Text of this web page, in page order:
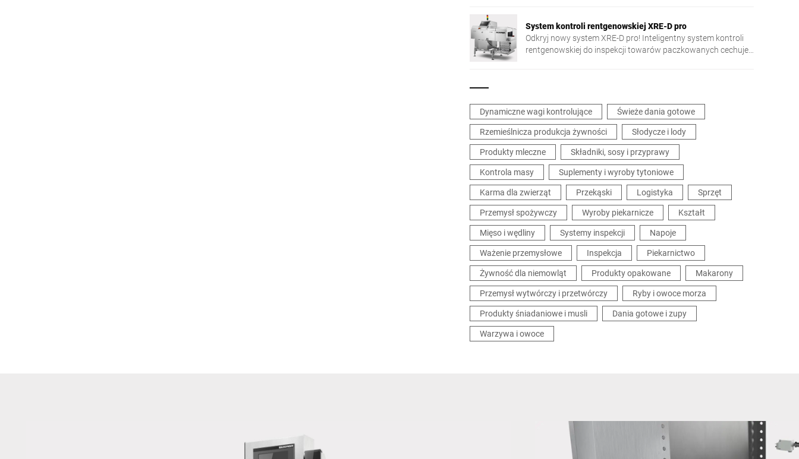
System kontroli rentgenowskiej XRE-D pro
Odkryj nowy system XRE-D pro! Inteligentny system kontroli
rentgenowskiej do inspekcji towarów paczkowanych cechuje
Dynamiczne wagi kontrolujące
Świeże dania gotowe
Rzemieślnicza produkcja żywności
Słodycze i lody
Produkty mleczne
Składniki, sosy i przyprawy
Kontrola masy
Suplementy i wyroby tytoniowe
Karma dla zwierząt
Przekąski Logistyka
Sprzęt
Przemysł spożywczy
Wyroby piekarnicze
Kształt
Mięso i wędliny
Systemy inspekcji
Napoje
Ważenie przemysłowe
Inspekcja
Piekarnictwo
Żywność dla niemowląt
Produkty opakowane
Makarony
Przemysł wytwórczy i przetwórczy
Ryby i owoce morza
Produkty śniadaniowe i musli
Dania gotowe i zupy
Warzywa i owoce